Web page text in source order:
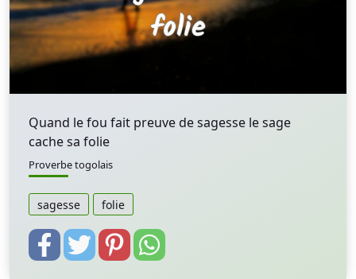
Quand le fou fait preuve de sagesse le sage
cache sa folie
Proverbe togolais
sagesse folie